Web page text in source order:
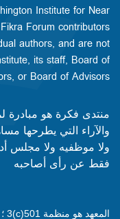
Institute for Near
Forum contributors
authors, and are not
its staff, Board of
or Board of Advisors.​​
منتدى فكرة هو مبادرة
والآراء التي يطرحها
ولا موظفيه ولا مجلس
فقط عن رأى أصاحبه
المعهد هو منظمة 501(c)3 ؛ جميع التبرعات معفاة من الضرائب.